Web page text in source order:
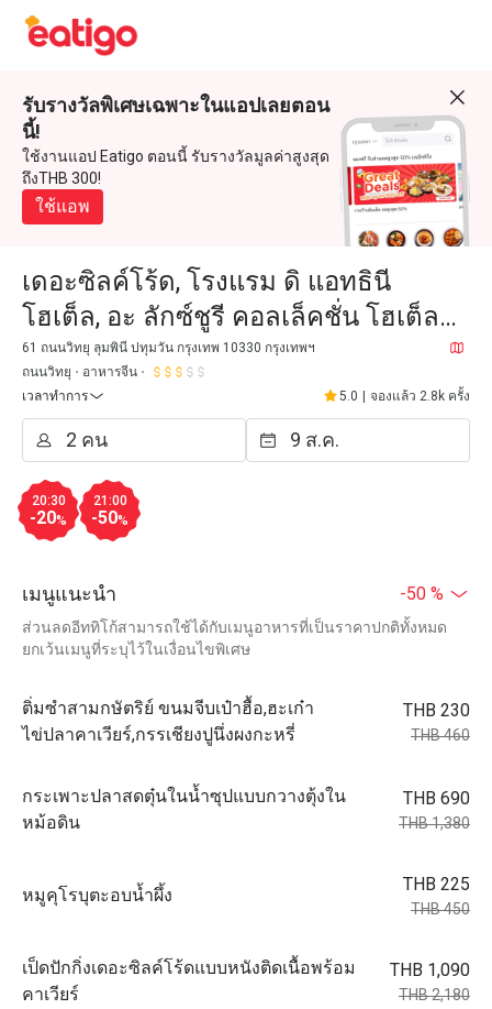
รับรางวัลพิเศษเฉพาะในแอปเลยตอน
นี้!
ใช้งานแอป Eatigo ตอนนี้ รับรางวัลมูลค่าสูงสุด
ถึงTHB 300!
ใช้แอพ
เดอะซิลค์โร้ด, โรงแรม ดิ แอทธินี
โฮเต็ล, อะ ลักซ์ชูรี คอลเล็คชั่น โฮเต็ล
กรุงเทพฯ
61 ถนนวิทยุ ลุมพินี ปทุมวัน กรุงเทพ 10330 กรุงเทพฯ
ถนนวิทยุ
อาหารจีน
เวลาทำการ
5.0 จองแล้ว 2.8k ครั้ง
20:30
-20%
21:00
-50%
เมนูแนะนำ -50 %
ส่วนลดอีททิโก้สามารถใช้ได้กับเมนูอาหารที่เป็นราคาปกติทั้งหมด
ยกเว้นเมนูที่ระบุไว้ในเงื่อนไขพิเศษ
ติ่มซำสามกษัตริย์ ขนมจีบเป๋าฮื้อ,ฮะเก๋า
ไข่ปลาคาเวียร์,กรรเชียงปูนึ่งผงกะหรี่
THB 230
THB 460
กระเพาะปลาสดตุ๋นในน้ำซุปแบบกวางตุ้งใน
หม้อดิน
THB 690
THB 1,380
หมูคุโรบุตะอบน้ำผึ้ง
THB 225
THB 450
เป็ดปักกิ่งเดอะซิลค์โร้ดแบบหนังติดเนื้อพร้อม
คาเวียร์
THB 1,090
THB 2,180